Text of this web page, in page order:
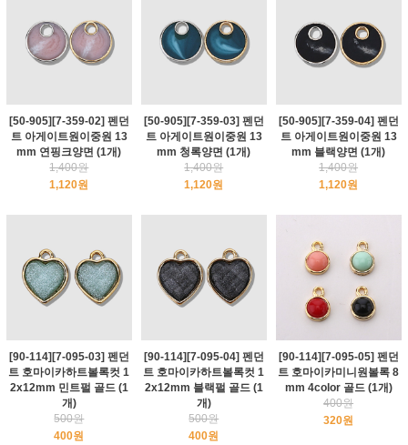
[50-905][7-359-02] 펜던
트 아게이트원이중원 13
mm 연핑크양면 (1개)
1,400원
1,120원
[50-905][7-359-03] 펜던
트 아게이트원이중원 13
mm 청록양면 (1개)
1,400원
1,120원
[50-905][7-359-04] 펜던
트 아게이트원이중원 13
mm 블랙양면 (1개)
1,400원
1,120원
[90-114][7-095-03] 펜던
트 호마이카하트볼록컷 1
2x12mm 민트펄 골드 (1
개)
500원
400원
[90-114][7-095-04] 펜던
트 호마이카하트볼록컷 1
2x12mm 블랙펄 골드 (1
개)
500원
400원
[90-114][7-095-05] 펜던
트 호마이카미니원볼록 8
mm 4color 골드 (1개)
400원
320원